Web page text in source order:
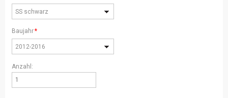
SS schwarz
Pflichtfeld
Baujahr*
2012-2016
Anzahl: